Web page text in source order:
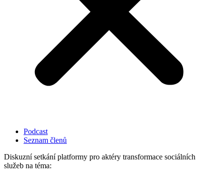
Podcast
Seznam členů
Diskuzní setkání platformy pro aktéry transformace sociálních
služeb na téma: